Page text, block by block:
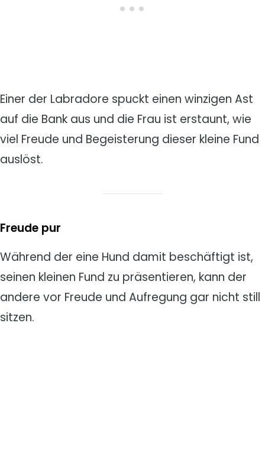
Einer der Labradore spuckt einen winzigen Ast
auf die Bank aus und die Frau ist erstaunt, wie
viel Freude und Begeisterung dieser kleine Fund
auslöst.
Freude pur
Während der eine Hund damit beschäftigt ist,
seinen kleinen Fund zu präsentieren, kann der
andere vor Freude und Aufregung gar nicht still
sitzen.